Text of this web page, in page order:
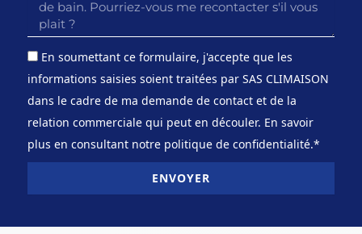
En soumettant ce formulaire, j'accepte que les
informations saisies soient traitées par SAS CLIMAISON
dans le cadre de ma demande de contact et de la
relation commerciale qui peut en découler. En savoir
plus en consultant notre politique de confidentialité.*
ENVOYER